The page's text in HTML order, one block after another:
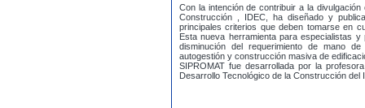
Con la intención de contribuir a la
Construcción , IDEC, ha diseñado y
principales criterios que deben tomarse en
Esta nueva herramienta para especialistas
disminución del requerimiento de mano
autogestión y construcción masiva de
SIPROMAT fue desarrollada por la
Desarrollo Tecnológico de la Construcción del